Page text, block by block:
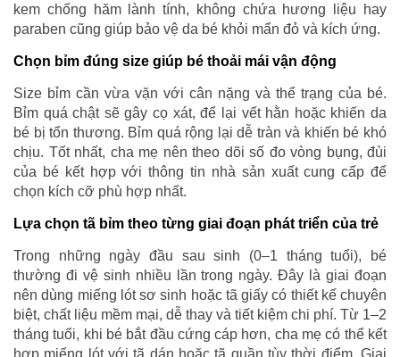
kem chống hăm lành tính, không chứa hương liệu hay
paraben cũng giúp bảo vệ da bé khỏi mẩn đỏ và kích ứng.
Chọn bỉm đúng size giúp bé thoải mái vận động
Size bỉm cần vừa vặn với cân nặng và thể trạng của bé.
Bỉm quá chật sẽ gây cọ xát, để lại vết hằn hoặc khiến da
bé bị tổn thương. Bỉm quá rộng lại dễ tràn và khiến bé khó
chịu. Tốt nhất, cha mẹ nên theo dõi số đo vòng bụng, đùi
của bé kết hợp với thông tin nhà sản xuất cung cấp để
chọn kích cỡ phù hợp nhất.
Lựa chọn tã bỉm theo từng giai đoạn phát triển của trẻ
Trong những ngày đầu sau sinh (0–1 tháng tuổi), bé
thường đi vệ sinh nhiều lần trong ngày. Đây là giai đoạn
nên dùng miếng lót sơ sinh hoặc tã giấy có thiết kế chuyên
biệt, chất liệu mềm mại, dễ thay và tiết kiệm chi phí. Từ 1–2
tháng tuổi, khi bé bắt đầu cứng cáp hơn, cha mẹ có thể kết
hợp miếng lót với tã dán hoặc tã quần tùy thời điểm. Giai